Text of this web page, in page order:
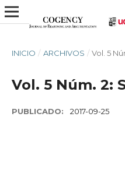
INICIO / ARCHIVOS / Vol. 5
Vol. 5 Núm. 2:
PUBLICADO: 2017-09-25